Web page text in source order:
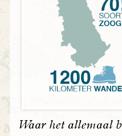
Waar het allemaal